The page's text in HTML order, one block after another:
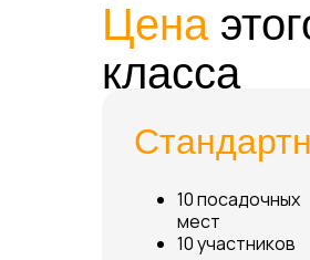
Цена
класса
10 посадочных
мест
10 участников